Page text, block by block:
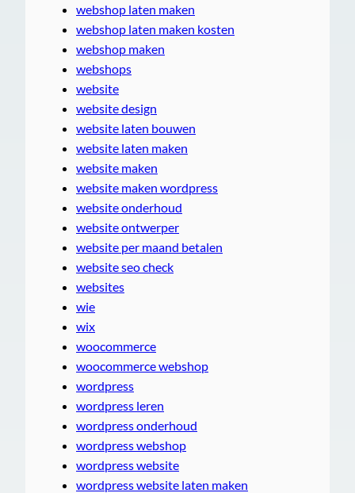
webshop laten maken
webshop laten maken kosten
webshop maken
webshops
website
website design
website laten bouwen
website laten maken
website maken
website maken wordpress
website onderhoud
website ontwerper
website per maand betalen
website seo check
websites
wie
wix
woocommerce
woocommerce webshop
wordpress
wordpress leren
wordpress onderhoud
wordpress webshop
wordpress website
wordpress website laten maken